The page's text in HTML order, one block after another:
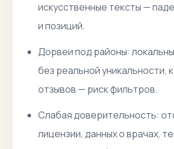
искусственные тексты —
и позиций.
Дорвеи под районы:
без реальной уникальности,
отзывов — риск фильтров.
Слабая доверительность:
лицензии, данных о врачах,